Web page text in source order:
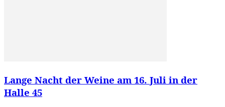
Lange Nacht der Weine am 16. Juli in der
Halle 45